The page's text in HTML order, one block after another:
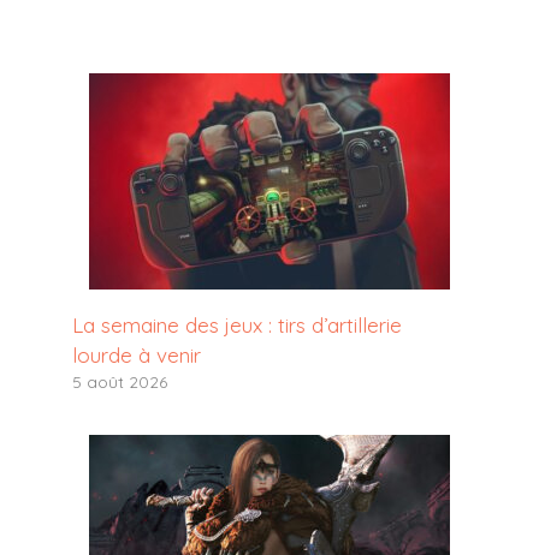
La semaine des jeux : tirs d’artillerie
lourde à venir
5 août 2026